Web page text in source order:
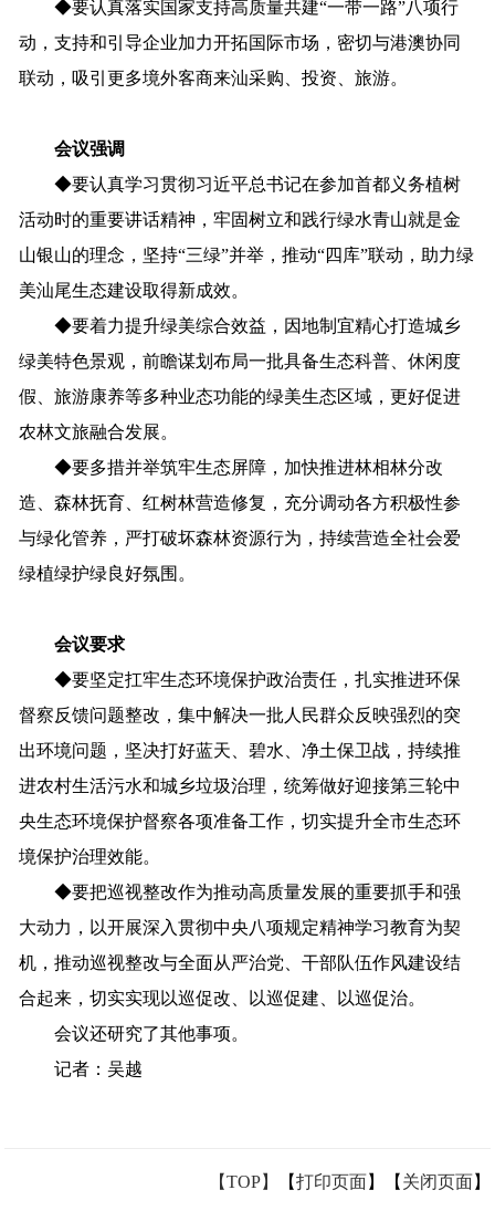
◆要认真落实国家支持高质量共建“一带一路”八项行
动，支持和引导企业加力开拓国际市场， 密切与港澳协同
联动， 吸引更多境外客商来汕采购、投资、旅游。
会议强调
◆要认真学习贯彻习近平总书记在参加首都义务植树
活动时的重要讲话精神 ，牢固树立和践行绿水青山就是金
山银山的理念 ，坚持“三绿”并举，推动“四库”联动， 助力绿
美汕尾生态建设取得新成效。
◆要着力提升绿美综合效益， 因地制宜精心打造城乡
绿美特色景观 ，前瞻谋划布局一批具备生态科普 、休闲 度
假 、旅游康养等多种业态功能的绿美生态区域 ，更好促进
农林文旅融合发展。
◆要多措并举筑牢生态屏障 ， 加快推进林相林分改
造 、森林抚育 、红树林营造修复 ， 充分调动各方积极性参
与绿化管养 ， 严打破坏森林资源行为，持续营造全社会爱
绿植绿护绿良好氛围 。
会议要求
◆要坚定扛牢生态环境保护政治责任 ，扎实推进环保
督察反馈问题整改，集中解决一批人民群众反映强烈的突
出环境问题， 坚决打好蓝天、碧水、净土保卫战 ，持续推
进农村生活污水和城乡垃圾治理，统筹做好迎接第三轮中
央生态环境保护督察各项准备工作 ，切实提升全市生态环
境保护治理效能。
◆要把巡视整改作为推动高质量发展的重要抓手和强
大动力， 以开展深入贯彻中央八项规定精神学习教育为契
机，推动巡视整改与全面从严治党、干部队伍作风建设结
合起来，切实实现以巡促改、以巡促建、以巡促治。
会议还研究了其他事项。
记者 ：吴越
【TOP】 【打印页面】【 关闭页面】